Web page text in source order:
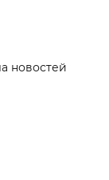
новостей